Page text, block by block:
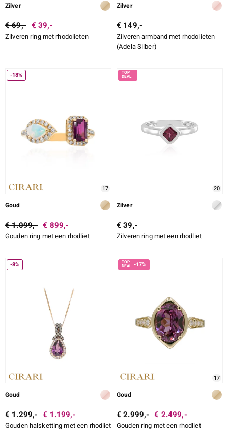
Zilver
€ 69,- € 39,-
Zilveren ring met rhodolieten
Zilver
€ 149,-
Zilveren armband met rhodolieten
(Adela Silber)
-18%
17
Goud
€ 1.099,- € 899,-
Gouden ring met een rhodliet
20
Zilver
€ 39,-
Zilveren ring met een rhodliet
-8%
Goud
€ 1.299,- € 1.199,-
Gouden halsketting met een rhodliet
-17%
17
Goud
€ 2.999,- € 2.499,-
Gouden ring met een rhodliet